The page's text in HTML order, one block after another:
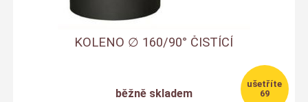
KOLENO ∅ 160/90° ČISTÍCÍ
běžně skladem 69